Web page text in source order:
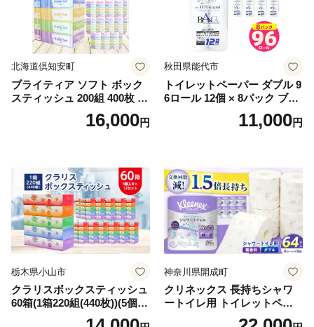
北海道倶知安町
ブライティア ソフト ボック
スティッシュ 200組 400枚 60
箱 日本製 まとめ買い ティッ
シュ リサイクル 長持 防災 常
倶知安町 日用品
16,000円
秋田県能代市
トイレットペーパー ダブル 9
6ロール 12個 × 8パック ブラ
ンカ 再生紙 100％ 芯あり 日
用品 消耗品 無香料 生活用品
11,000円
栃木県小山市
クラリスボックスティッシュ
60箱(1箱220組(440枚))(5個入
り×12セット)【1256759】
神奈川県開成町
クリネックス 長持ちシャワ
ートイレ用 トイレットペー
パー（ダブル）64ロール(8ロ